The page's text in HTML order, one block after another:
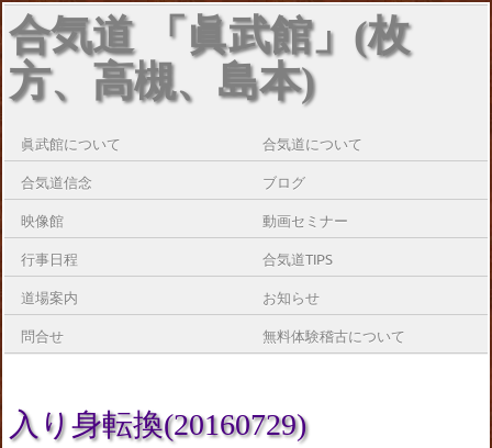
合気道 「眞武館」(枚
方、高槻、島本)
眞武館について 合気道について
合気道信念 ブログ
映像館 動画セミナー
行事日程 合気道TIPS
道場案内 お知らせ
問合せ 無料体験稽古について
入り身転換(20160729)